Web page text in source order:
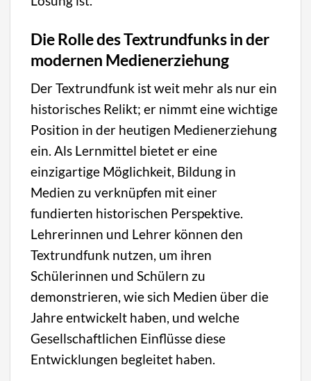
Die Rolle des Textrundfunks in der
modernen Medienerziehung
Der Textrundfunk ist weit mehr als nur ein
historisches Relikt; er nimmt eine wichtige
Position in der heutigen Medienerziehung
ein. Als Lernmittel bietet er eine
einzigartige Möglichkeit, Bildung in
Medien zu verknüpfen mit einer
fundierten historischen Perspektive.
Lehrerinnen und Lehrer können den
Textrundfunk nutzen, um ihren
Schülerinnen und Schülern zu
demonstrieren, wie sich Medien über die
Jahre entwickelt haben, und welche
Gesellschaftlichen Einflüsse diese
Entwicklungen begleitet haben.